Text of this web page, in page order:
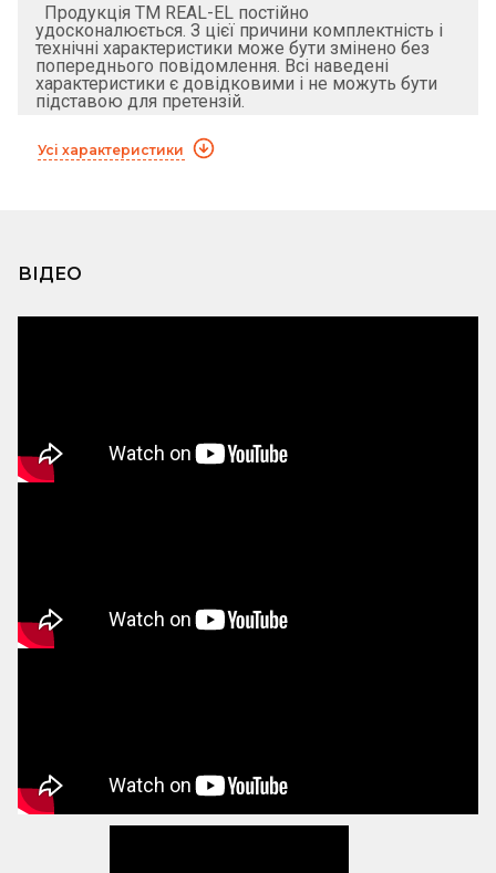
Продукція ТМ REAL-EL постійно
удосконалюється. З цієї причини комплектність і
технічні характеристики може бути змінено без
попереднього повідомлення. Всі наведені
характеристики є довідковими і не можуть бути
підставою для претензій.
Усі характеристики
ВІДЕО